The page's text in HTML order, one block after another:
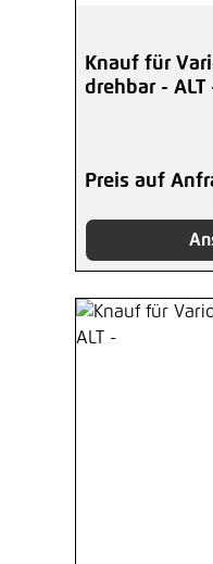
Knauf für
drehbar - ALT
Preis auf